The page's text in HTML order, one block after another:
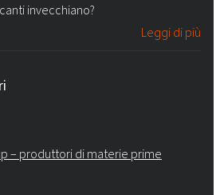
invecchiano?
Leggi di più
– produttori di materie prime